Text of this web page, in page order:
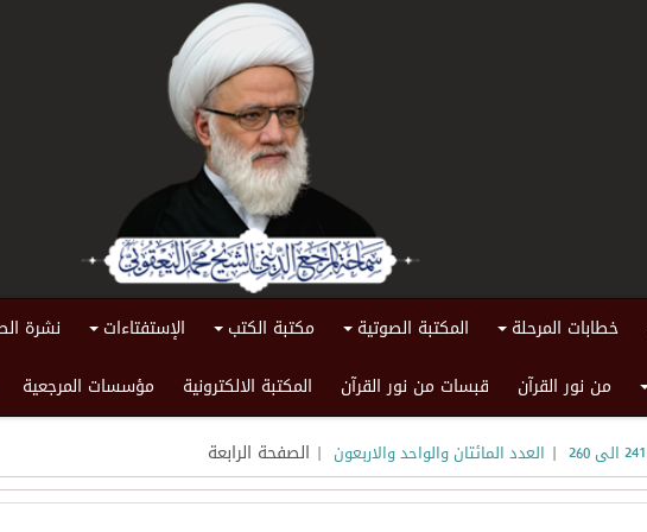
خطابات المرحلة المكتبة الصوتية مكتبة الكتب الإستفتاءات نشرة
من نور القرآن قبسات من نور القرآن المكتبة الالكترونية مؤسسات المرجعية
| العدد المائتان والواحد والاربعون | الصفحة الرابعة